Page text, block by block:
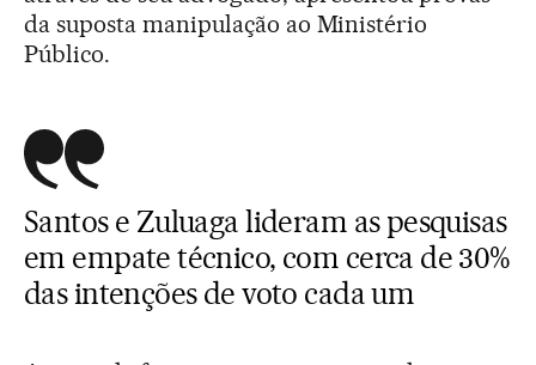
da suposta manipulação ao Ministério
Público.
Santos e Zuluaga lideram as pesquisas
em empate técnico, com cerca de 30%
das intenções de voto cada um